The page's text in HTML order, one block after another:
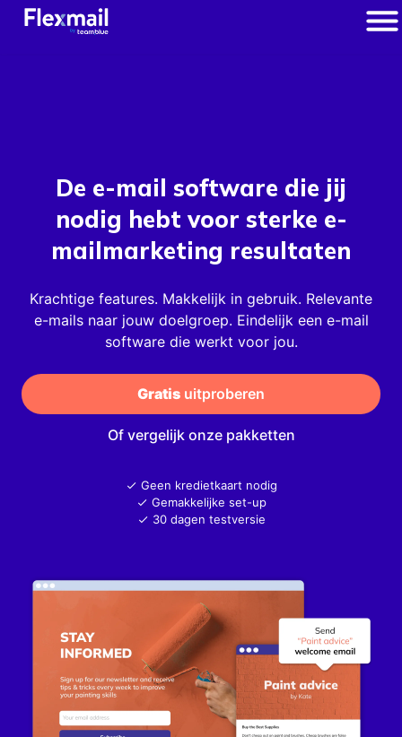
De e-mail software die jij
nodig hebt voor sterke e-
mailmarketing resultaten
Krachtige features. Makkelijk in gebruik. Relevante
e-mails naar jouw doelgroep. Eindelijk een e-mail
software die werkt voor jou.
Gratis uitproberen
Of vergelijk onze pakketten
Geen kredietkaart nodig
Gemakkelijke set-up
30 dagen testversie